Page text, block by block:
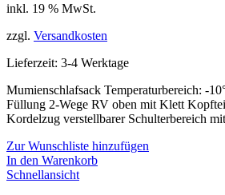
inkl. 19 % MwSt.
zzgl. Versandkosten
Lieferzeit: 3-4 Werktage
Mumienschlafsack Temperaturbereich: -
Füllung 2-Wege RV oben mit Klett
Kordelzug verstellbarer Schulterbereich mit
Zur Wunschliste hinzufügen
In den Warenkorb
Schnellansicht